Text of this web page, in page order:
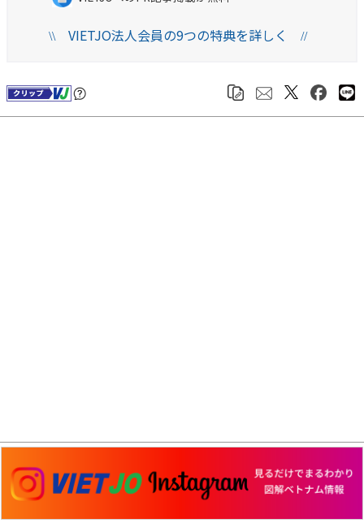
\\VIETJO法人会員の9つの特典を詳しく //